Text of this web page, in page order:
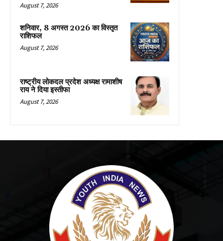
August 7, 2026
शनिवार, 8 अगस्त 2026 का विस्तृत
राशिफल
August 7, 2026
राष्ट्रीय लोकदल प्रदेश अध्यक्ष रामाशीष
राय ने दिया इस्तीफा
August 7, 2026